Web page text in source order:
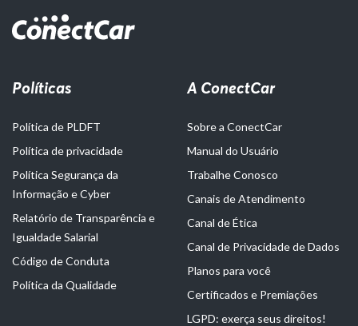
Políticas
Política de PLDFT
Política de privacidade
Política Segurança da
Informação e Cyber
Relatório de Transparência e
Igualdade Salarial
Código de Conduta
Política da Qualidade
A ConectCar
Sobre a ConectCar
Manual do Usuário
Trabalhe Conosco
Canais de Atendimento
Canal de Ética
Canal de Privacidade de Dados
Planos para você
Certificados e Premiações
LGPD: exerça seus direitos!